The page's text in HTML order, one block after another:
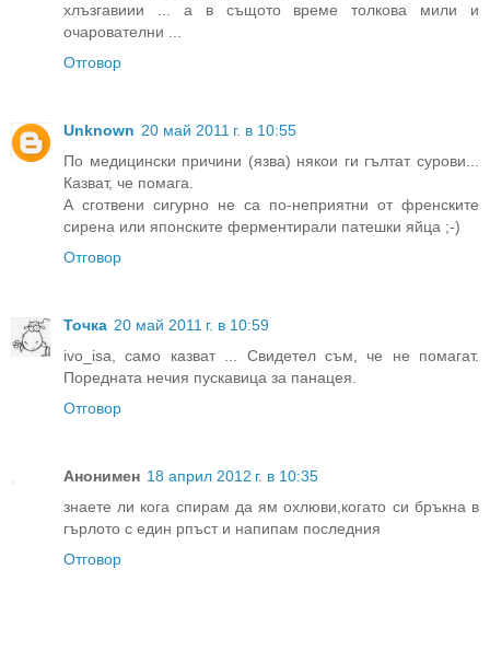
хлъзгавиии ... а в същото време толкова мили и
очарователни ...
Отговор
Unknown 20 май 2011 г. в 10:55
По медицински причини (язва) някои ги гълтат сурови...
Казват, че помага.
А сготвени сигурно не са по-неприятни от френските
сирена или японските ферментирали патешки яйца ;-)
Отговор
Точка 20 май 2011 г. в 10:59
ivo_isa, само казват ... Свидетел съм, че не помагат.
Поредната нечия пускавица за панацея.
Отговор
Анонимен 18 април 2012 г. в 10:35
знаете ли кога спирам да ям охлюви,когато си бръкна в
гърлото с един рпъст и напипам последния
Отговор